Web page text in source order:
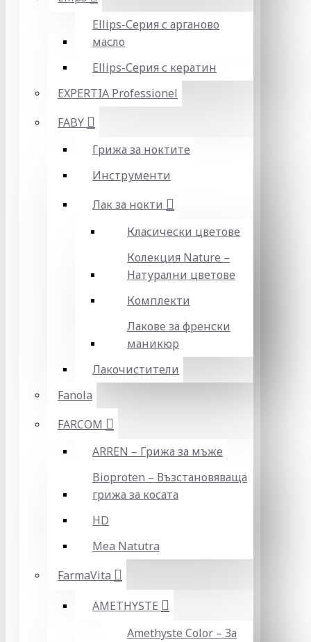
Ellips-Серия с арганово
масло
Ellips-Серия с кератин
EXPERTIA Professionel
FABY
Грижа за ноктите
Инструменти
Лак за нокти
Класически цветове
Колекция Nature –
Натурални цветове
Комплекти
Лакове за френски
маникюр
Лакочистители
Fanola
FARCOM
ARREN – Грижа за мъже
Bioproten – Възстановяваща
грижа за косата
HD
Mea Natutra
FarmaVita
AMETHYSTE
Amethyste Color – За